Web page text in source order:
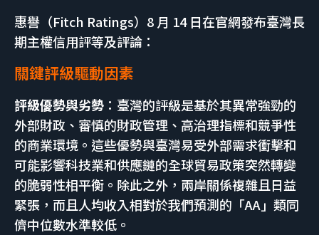
惠譽（Fitch Ratings）8 月 14 日在官網發布臺灣長
期主權信用評等及評論：
關鍵評級驅動因素
評級優勢與劣勢 ：臺灣的評級是基於其異常強勁的
外部財政、審慎的財政管理、高治理指標和競爭性
的商業環境。這些優勢與臺灣易受外部需求衝擊和
可能影響科技業和供應鏈的全球貿易政策突然轉變
的脆弱性相平衡。除此之外，兩岸關係複雜且日益
緊張，而且人均收入相對於我們預測的「AA」類同
儕中位數水準較低。